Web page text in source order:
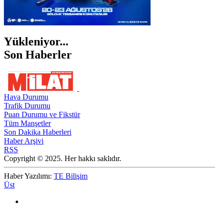
Yükleniyor...
Son Haberler
Hava Durumu
Trafik Durumu
Puan Durumu ve Fikstür
Tüm Manşetler
Son Dakika Haberleri
Haber Arşivi
RSS
Copyright © 2025. Her hakkı saklıdır.
Haber Yazılımı: TE Bilişim
Üst